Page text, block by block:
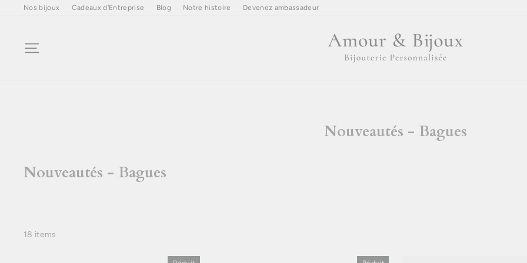
PasserNos bijoux Cadeaux d'Entreprise Blog Notre histoire Devenez ambassadeur
Nouveautés - Bagues
Nouveautés - Bagues
18 items